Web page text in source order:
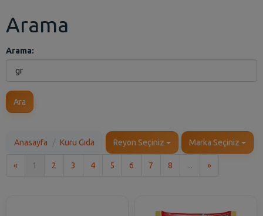
Arama
Arama:
Ara
Anasayfa Kuru Gıda Reyon Seçiniz Marka Seçiniz
« 1 2 3 4 5 6 7 8 ... »Son